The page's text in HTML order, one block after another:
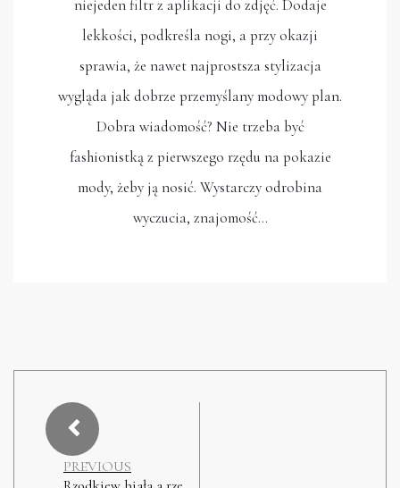
niejeden filtr z aplikacji do zdjęć. Dodaje
lekkości, podkreśla nogi, a przy okazji
sprawia, że nawet najprostsza stylizacja
wygląda jak dobrze przemyślany modowy plan.
Dobra wiadomość? Nie trzeba być
fashionistką z pierwszego rzędu na pokazie
mody, żeby ją nosić. Wystarczy odrobina
wyczucia, znajomość…
PREVIOUS